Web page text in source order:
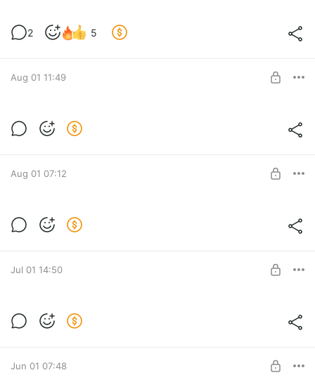
2 5
Aug 01 11:49
50 страниц курса )
Aug 01 07:12
Jul 01 14:50
Paris Paloma
Jun 01 07:48